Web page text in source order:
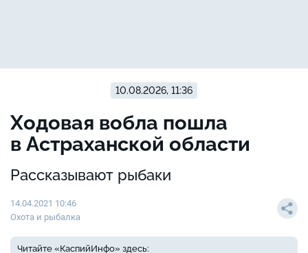
10.08.2026, 11:36
Ходовая вобла пошла
в Астраханской области
Рассказывают рыбаки
14.04.2021 10:46
Охота и рыбалка
Читайте «КаспийИнфо» здесь: